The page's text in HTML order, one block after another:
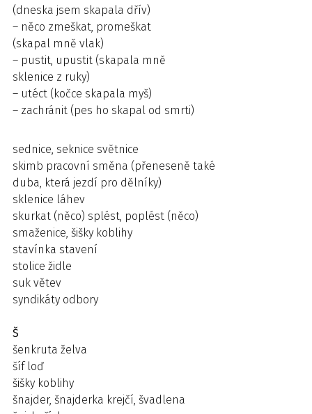
(dneska jsem skapala dřív)
– něco zmeškat, promeškat
(skapal mně vlak)
– pustit, upustit (skapala mně
sklenice z ruky)
– utéct (kočce skapala myš)
– zachránit (pes ho skapal od smrti)
sednice, seknice světnice
skimb pracovní směna (přeneseně také
duba, která jezdí pro dělníky)
sklenice láhev
skurkat (něco) splést, poplést (něco)
smaženice, šišky koblihy
stavínka stavení
stolice židle
suk větev
syndikáty odbory
Š
šenkruta želva
šíf loď
šišky koblihy
šnajder, šnajderka krejčí, švadlena